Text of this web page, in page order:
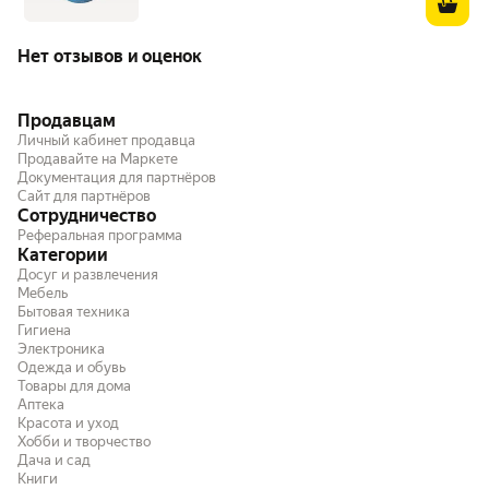
Нет отзывов и оценок
Продавцам
Личный кабинет продавца
Продавайте на Маркете
Документация для партнёров
Сайт для партнёров
Сотрудничество
Реферальная программа
Категории
Досуг и развлечения
Мебель
Бытовая техника
Гигиена
Электроника
Одежда и обувь
Товары для дома
Аптека
Красота и уход
Хобби и творчество
Дача и сад
Книги